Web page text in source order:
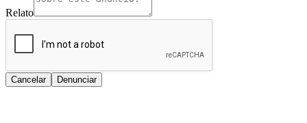
Relato
Cancelar Denunciar